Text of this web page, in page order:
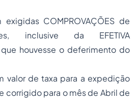
COMPROVAÇÕES de
inclusive da EFETIVA
que houvesse o deferimento do
valor de taxa para a expedição
corrigido para o mês de Abril de